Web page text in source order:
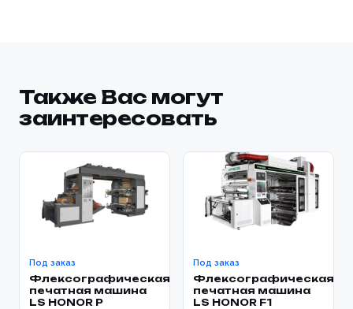
Также Вас могут
заинтересовать
Под заказ
Флексографическая
печатная машина
LS HONOR P
Под заказ
Флексографическая
печатная машина
LS HONOR F1